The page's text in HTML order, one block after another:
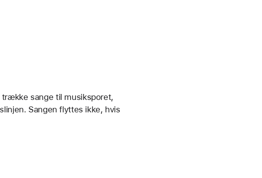
trække sange til musiksporet,
Sangen flyttes ikke, hvis